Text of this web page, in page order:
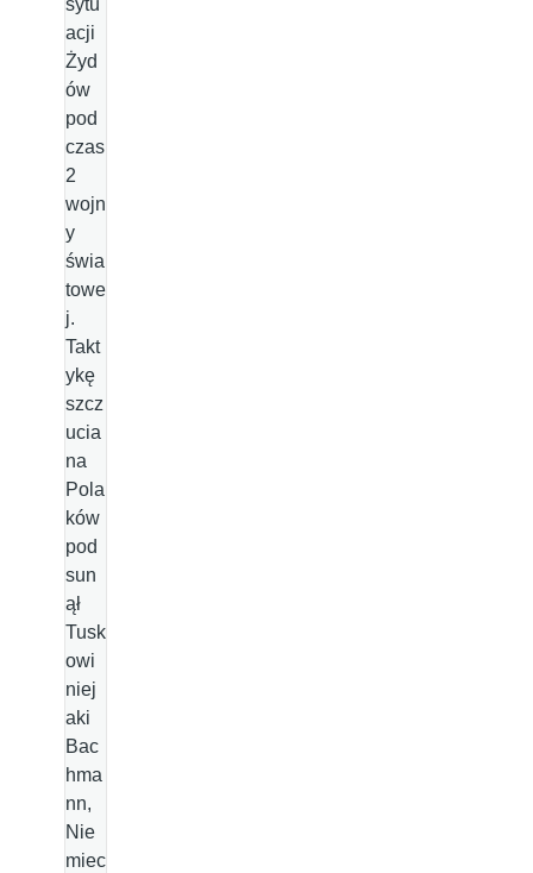
sytu
acji
Żyd
ów
pod
czas
2
wojn
y
świa
towe
j.
Takt
ykę
szcz
ucia
na
Pola
ków
pod
sun
ął
Tusk
owi
niej
aki
Bac
hma
nn,
Nie
miec